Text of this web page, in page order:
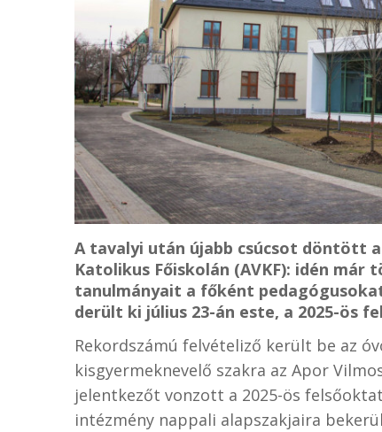
A tavalyi után újabb csúcsot döntött
Katolikus Főiskolán (AVKF): idén
tanulmányait a főként
derült ki július 23-án este, a 2025-
Rekordszámú felvételiző került be az
kisgyermeknevelő szakra az Apor
jelentkezőt vonzott a 2025-ös
intézmény nappali alapszakjaira